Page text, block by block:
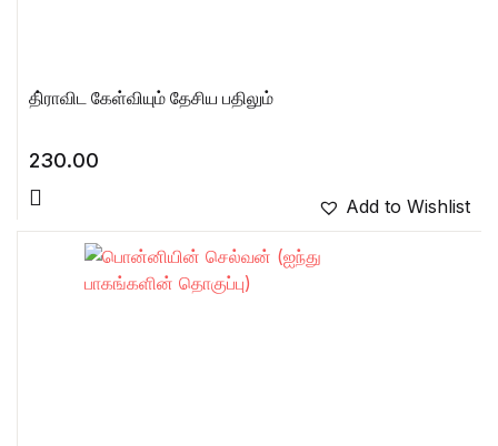
தி்ராவிட கேள்வியும் தேசிய பதிலும்
230.00
Add to Wishlist